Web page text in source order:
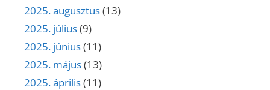
2025. augusztus(13)
2025. július(9)
2025. június(11)
2025. május(13)
2025. április(11)